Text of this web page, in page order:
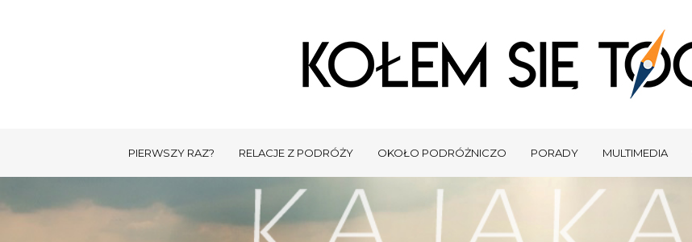
PIERWSZY RAZ? RELACJE Z PODRÓŻY OKOŁO PODRÓŻNICZO PORADY MULTIMEDIA